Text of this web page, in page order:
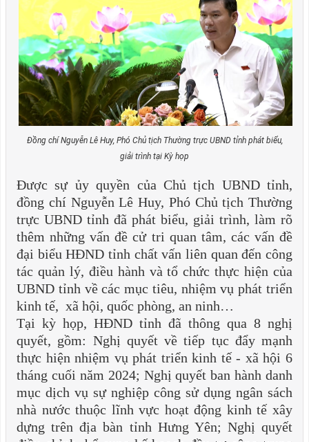
Đồng chí Nguyễn Lê Huy, Phó Chủ tịch Thường trực UBND tỉnh phát biểu,
giải trình tại Kỳ họp
Được sự ủy quyền của Chủ tịch UBND tỉnh,
đồng chí Nguyễn Lê Huy, Phó Chủ tịch Thường
trực UBND tỉnh đã phát biểu, giải trình, làm rõ
thêm những vấn đề cử tri quan tâm, các vấn đề
đại biểu HĐND tỉnh chất vấn liên quan đến công
tác quản lý, điều hành và tổ chức thực hiện của
UBND tỉnh về các mục tiêu, nhiệm vụ phát triển
kinh tế, xã hội, quốc phòng, an ninh…
Tại kỳ họp, HĐND tỉnh đã thông qua 8 nghị
quyết, gồm: Nghị quyết về tiếp tục đẩy mạnh
thực hiện nhiệm vụ phát triển kinh tế - xã hội 6
tháng cuối năm 2024; Nghị quyết ban hành danh
mục dịch vụ sự nghiệp công sử dụng ngân sách
nhà nước thuộc lĩnh vực hoạt động kinh tế xây
dựng trên địa bàn tỉnh Hưng Yên; Nghị quyết